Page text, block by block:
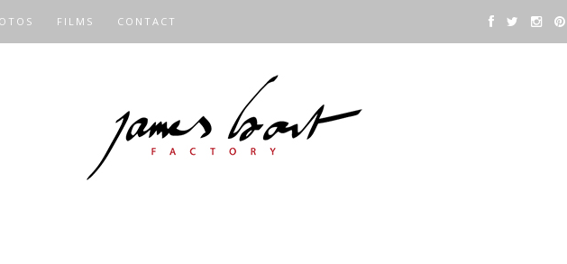
FILMS CONTACT